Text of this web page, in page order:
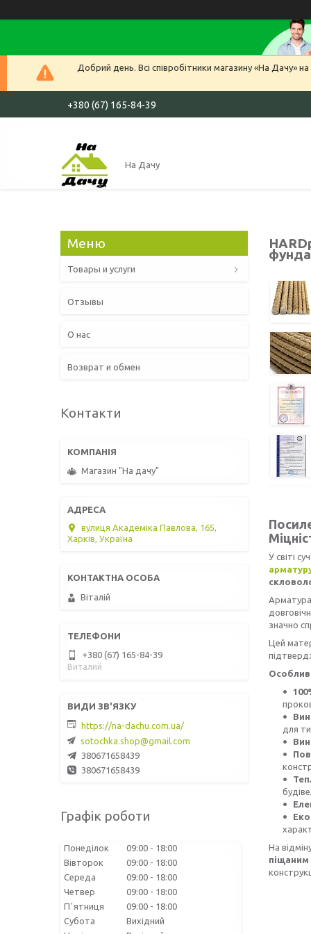
Добрий день. Всі співробітники магазину «На Дачу»
+380 (67) 165-84-39
На Дачу
У світі
значно
Цей
для
На
піщаним
Товары и услуги
Отзывы
О нас
Возврат и обмен
Контакти
Магазин "На дачу"
вулиця Академіка Павлова, 165,
Харків, Україна
Віталій
+380 (67) 165-84-39
Виталий
https://na-dachu.com.ua/
sotochka.shop@gmail.com
380671658439
380671658439
Графік роботи
Понеділок 09:00
18:00
Вівторок
09:00
18:00
Середа
09:00
18:00
Четвер
09:00
18:00
Пʼятниця
09:00
18:00
Субота
Вихідний